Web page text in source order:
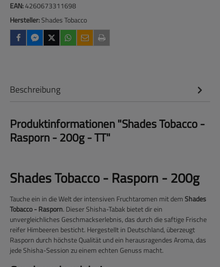
EAN:4260673311698
Hersteller:Shades Tobacco
Beschreibung
Produktinformationen "Shades Tobacco -
Rasporn - 200g - TT"
Shades Tobacco - Rasporn - 200g
Tauche ein in die Welt der intensiven Fruchtaromen mit demShades
Tobacco - Rasporn. Dieser Shisha-Tabak bietet dir ein
unvergleichliches Geschmackserlebnis, das durch die saftige Frische
reifer Himbeeren besticht. Hergestellt in Deutschland, überzeugt
Rasporn durch höchste Qualität und ein herausragendes Aroma, das
jede Shisha-Session zu einem echten Genuss macht.